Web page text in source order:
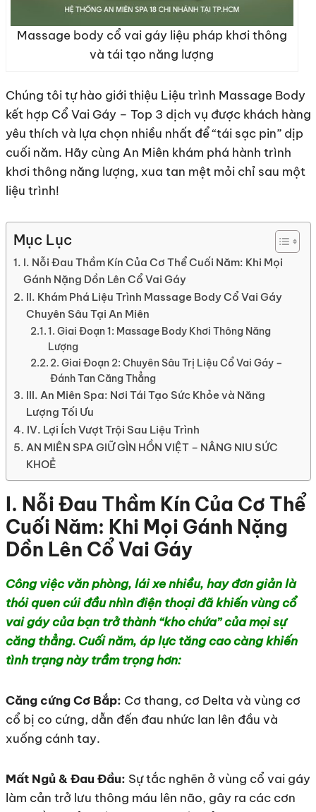
Massage body cổ vai gáy liệu pháp khơi thông
và tái tạo năng lượng
Chúng tôi tự hào giới thiệu Liệu trình Massage Body
kết hợp Cổ Vai Gáy – Top 3 dịch vụ được khách hàng
yêu thích và lựa chọn nhiều nhất để “tái sạc pin” dịp
cuối năm. Hãy cùng An Miên khám phá hành trình
khơi thông năng lượng, xua tan mệt mỏi chỉ sau một
liệu trình!
Mục Lục
I. Nỗi Đau Thầm Kín Của Cơ Thể Cuối Năm: Khi Mọi
Gánh Nặng Dồn Lên Cổ Vai Gáy
II. Khám Phá Liệu Trình Massage Body Cổ Vai Gáy
Chuyên Sâu Tại An Miên
1. Giai Đoạn 1: Massage Body Khơi Thông Năng
Lượng
2. Giai Đoạn 2: Chuyên Sâu Trị Liệu Cổ Vai Gáy –
Đánh Tan Căng Thẳng
III. An Miên Spa: Nơi Tái Tạo Sức Khỏe và Năng
Lượng Tối Ưu
IV. Lợi Ích Vượt Trội Sau Liệu Trình
AN MIÊN SPA GIỮ GÌN HỒN VIỆT – NÂNG NIU SỨC
KHOẺ
I. Nỗi Đau Thầm Kín Của Cơ Thể
Cuối Năm: Khi Mọi Gánh Nặng
Dồn Lên Cổ Vai Gáy
Công việc văn phòng, lái xe nhiều, hay đơn giản là
thói quen cúi đầu nhìn điện thoại đã khiến vùng cổ
vai gáy của bạn trở thành “kho chứa” của mọi sự
căng thẳng. Cuối năm, áp lực tăng cao càng khiến
tình trạng này trầm trọng hơn:
Căng cứng Cơ Bắp: Cơ thang, cơ Delta và vùng cơ
cổ bị co cứng, dẫn đến đau nhức lan lên đầu và
xuống cánh tay.
Mất Ngủ & Đau Đầu: Sự tắc nghẽn ở vùng cổ vai gáy
làm cản trở lưu thông máu lên não, gây ra các cơn